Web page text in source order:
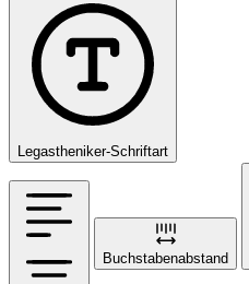
Legastheniker-Schriftart
Buchstabenabstand